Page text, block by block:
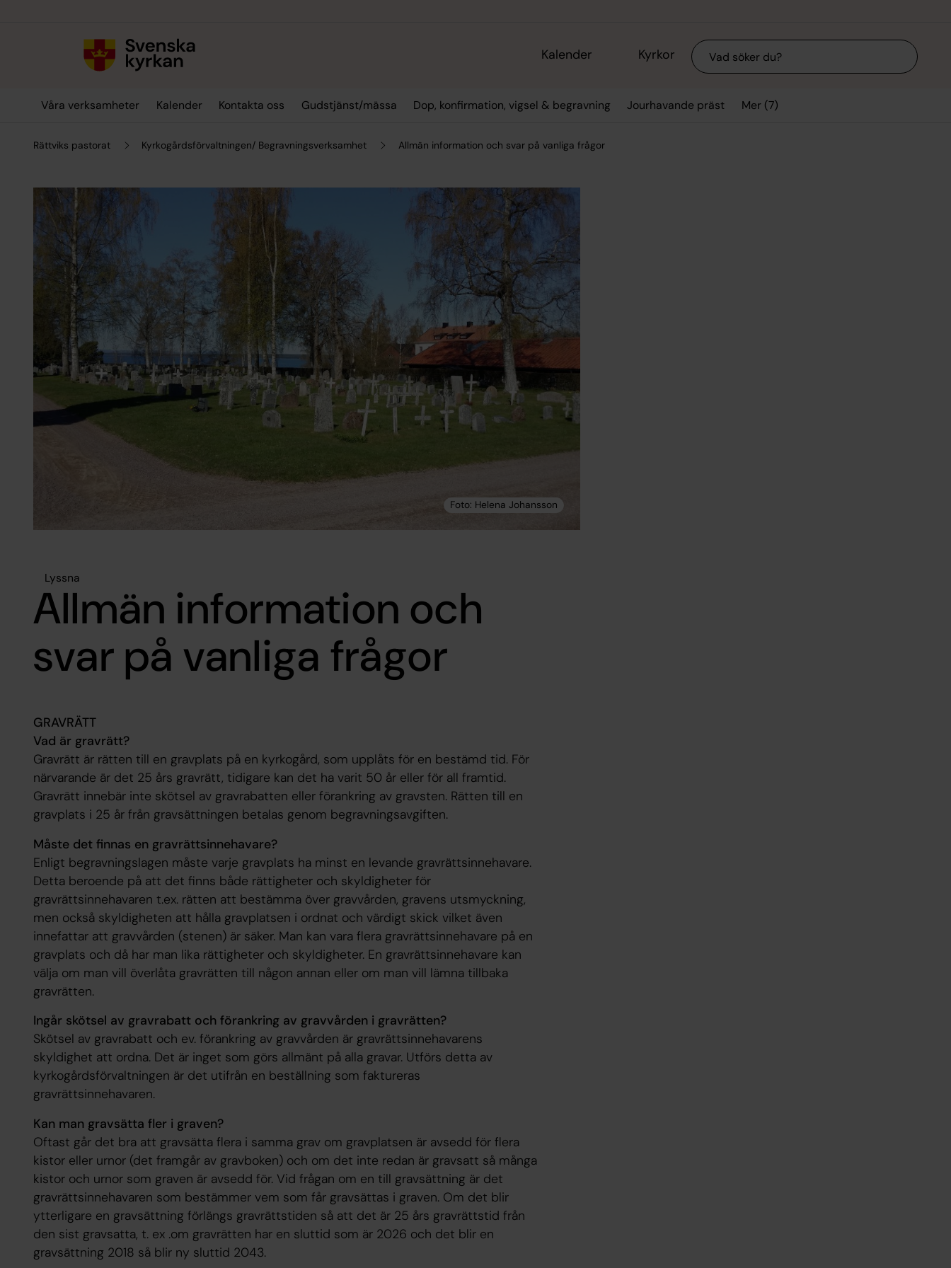
Kalender Kyrkor Sök
Våra verksamheter Kalender Kontakta oss Gudstjänst/mässa Dop, konfirmation, vigsel & begravning Jourhavande präst Mer (7)
Rättviks pastorat Kyrkogårdsförvaltningen/ Begravningsverksamhet Allmän information och svar på vanliga frågor
Lyssna
Allmän information och
svar på vanliga frågor
GRAVRÄTT
Vad är gravrätt?
Gravrätt är rätten till en gravplats på en kyrkogård, som upplåts för en bestämd tid. För
närvarande är det 25 års gravrätt, tidigare kan det ha varit 50 år eller för all framtid.
Gravrätt innebär inte skötsel av gravrabatten eller förankring av gravsten. Rätten till en
gravplats i 25 år från gravsättningen betalas genom begravningsavgiften.
Måste det finnas en gravrättsinnehavare?
Enligt begravningslagen måste varje gravplats ha minst en levande gravrättsinnehavare.
Detta beroende på att det finns både rättigheter och skyldigheter för
gravrättsinnehavaren t.ex. rätten att bestämma över gravvården, gravens utsmyckning,
men också skyldigheten att hålla gravplatsen i ordnat och värdigt skick vilket även
innefattar att gravvården (stenen) är säker. Man kan vara flera gravrättsinnehavare på en
gravplats och då har man lika rättigheter och skyldigheter. En gravrättsinnehavare kan
välja om man vill överlåta gravrätten till någon annan eller om man vill lämna tillbaka
gravrätten.
Ingår skötsel av gravrabatt och förankring av gravvården i gravrätten?
Skötsel av gravrabatt och ev. förankring av gravvården är gravrättsinnehavarens
skyldighet att ordna. Det är inget som görs allmänt på alla gravar. Utförs detta av
kyrkogårdsförvaltningen är det utifrån en beställning som faktureras
gravrättsinnehavaren.
Kan man gravsätta fler i graven?
Oftast går det bra att gravsätta flera i samma grav om gravplatsen är avsedd för flera
kistor eller urnor (det framgår av gravboken) och om det inte redan är gravsatt så många
kistor och urnor som graven är avsedd för. Vid frågan om en till gravsättning är det
gravrättsinnehavaren som bestämmer vem som får gravsättas i graven. Om det blir
ytterligare en gravsättning förlängs gravrättstiden så att det är 25 års gravrättstid från
den sist gravsatta, t. ex .om gravrätten har en sluttid som är 2026 och det blir en
gravsättning 2018 så blir ny sluttid 2043.